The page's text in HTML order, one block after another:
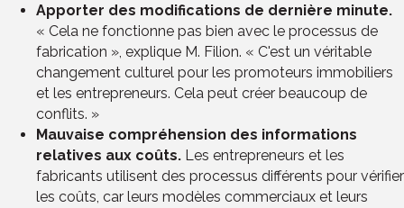
Apporter des modifications de dernière minute.
« Cela ne fonctionne pas bien avec le processus de
fabrication », explique M. Filion. « C'est un véritable
changement culturel pour les promoteurs immobiliers
et les entrepreneurs. Cela peut créer beaucoup de
conflits. »
Mauvaise compréhension des informations
relatives aux coûts. Les entrepreneurs et les
fabricants utilisent des processus différents pour vérifier
les coûts, car leurs modèles commerciaux et leurs